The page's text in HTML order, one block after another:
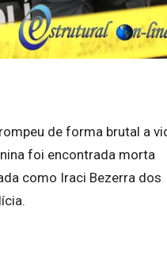
de forma brutal a
foi encontrada morta
como Iraci Bezerra dos